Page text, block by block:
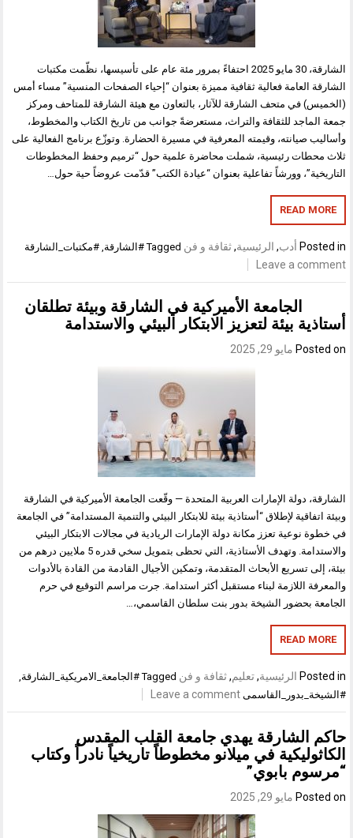
الشارقة، 30 مايو 2025 احتفاءً بمرور مئة عام على تأسيسها، نظّمت مكتبات
الشارقة العامة فعالية ثقافية مميزة بعنوان “إحياء الصفحات المنسية” مساء أمس
(الخميس) في متحف الشارقة للآثار، بالتعاون مع هيئة الشارقة للمتاحف ومركز
جمعة الماجد للثقافة والتراث، مستعرضةً جوانب من تاريخ الكتاب والمخطوط،
وأساليب صيانته، وقيمته المعرفية في مسيرة الحضارة. وتوزّع برنامج الفعالية على
ثلاث محطات رئيسية، شملت محاضرة علمية حول “ترميم وحفظ المخطوطات
التاريخية”، وورشاً تفاعلية بعنوان “عيادة الكتب” قدّمت عروضاً حية حول…
READ MORE
Posted in أدب, الرئيسية,ثقافة و فن Tagged #الشارقة ,#مكتبات_الشارقة
Leave a comment
الجامعة الأميركية في الشارقة وبيئة تطلقان
أستاذية بيئة لتعزيز الابتكار البيئي والاستدامة
Posted on مايو 29, 2025
الشارقة، دولة الإمارات العربية المتحدة — وقّعت الجامعة الأميركية في الشارقة
وبيئة اتفاقية لإطلاق “أستاذية بيئة للابتكار البيئي والتنمية المستدامة” في الجامعة
في خطوة نوعية تعزز مكانة دولة الإمارات الريادية في مجالات الابتكار البيئي
والاستدامة. وتهدف الأستاذية، التي تحظى بتمويل سخي قدره 5 ملايين درهم من
بيئة، إلى تسريع الأبحاث المتقدمة، وتمكين الأجيال القادمة من القادة بالأدوات
والمعرفة اللازمة لبناء مستقبل أكثر استدامة. جرت مراسم التوقيع في حرم
الجامعة بحضور الشيخة بدور بنت سلطان القاسمي،…
READ MORE
Posted in الرئيسية,تعليم,ثقافة و فن Tagged #الجامعة_الامريكية_الشارقة,
#الشيخة_بدور_القاسمى Leave a comment
حاكم الشارقة يهدي جامعة القلب المقدس
الكاثوليكية في ميلانو مخطوطاً تاريخياً نادراً وكتاب
“مرسوم بابوي”
Posted on مايو 29, 2025